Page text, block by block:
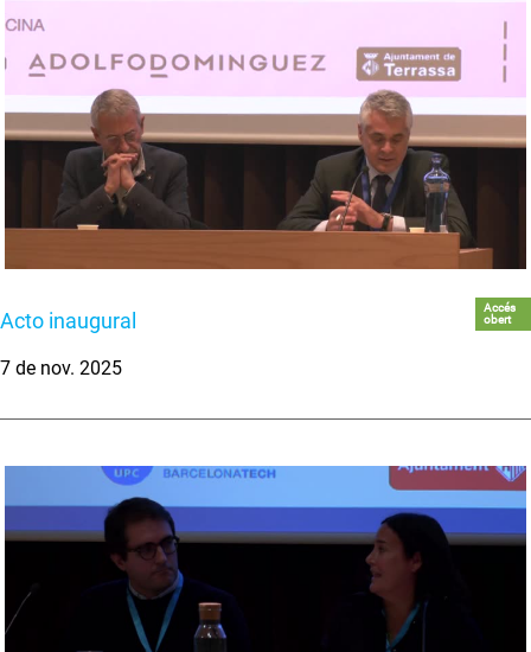
Acto inaugural
Accés
obert
7 de nov. 2025